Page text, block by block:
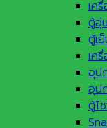
เค
ตู้อุ่
ตู้เ
เค
อุป
อุป
ตู้โ